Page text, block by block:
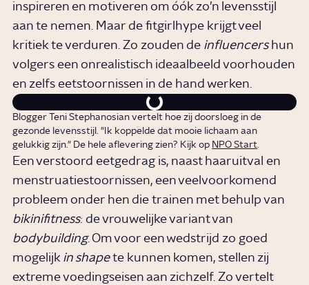
inspireren en motiveren om óók zo’n levensstijl
aan te nemen. Maar de fitgirlhype krijgt veel
kritiek te verduren. Zo zouden de influencershun
volgers een onrealistisch ideaalbeeld voorhouden
en zelfs eetstoornissen in de hand werken.
Blogger Teni Stephanosian vertelt hoe zij doorsloeg in de
gezonde levensstijl. "Ik koppelde dat mooie lichaam aan
gelukkig zijn." De hele aflevering zien? Kijk op NPO Start.
Een verstoord eetgedrag is, naast haaruitval en
menstruatiestoornissen, een veelvoorkomend
probleem onder hen die trainen met behulp van
bikinifitness: de vrouwelijke variant van
bodybuilding. Om voor een wedstrijd zo goed
mogelijk in shapete kunnen komen, stellen zij
extreme voedingseisen aan zichzelf. Zo vertelt